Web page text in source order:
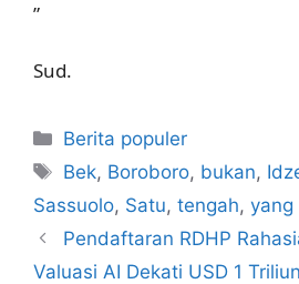
”
Sud.
Kategori
Berita populer
Tag
Bek, Boroboro, bukan,
Sassuolo, Satu, tengah, yang
Pendaftaran RDHP
Valuasi AI Dekati USD 1 Triliun